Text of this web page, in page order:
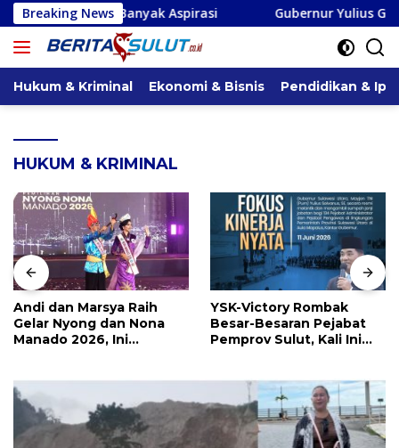
Langsung
ke
konten
Breaking News
Aspirasi Gubernur Yulius Geser Femmy Suluh
Hukum & Kriminal Ekonomi & Bisnis Pendidikan &
HUKUM & KRIMINAL
Andi dan Marsya Raih
Gelar Nyong dan Nona
Manado 2026, Ini
YSK-Victory Rombak
Besar-Besaran Pejabat
Pemprov Sulut, Kali Ini